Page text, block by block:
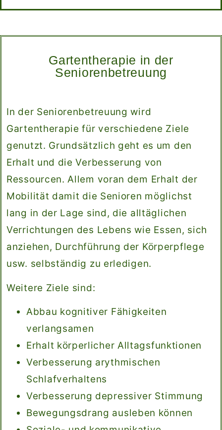
Gartentherapie in der
Seniorenbetreuung
In der Seniorenbetreuung wird
Gartentherapie für verschiedene Ziele
genutzt. Grundsätzlich geht es um den
Erhalt und die Verbesserung von
Ressourcen. Allem voran dem Erhalt der
Mobilität damit die Senioren möglichst
lang in der Lage sind, die alltäglichen
Verrichtungen des Lebens wie Essen, sich
anziehen, Durchführung der Körperpflege
usw. selbständig zu erledigen.
Weitere Ziele sind:
Abbau kognitiver Fähigkeiten
verlangsamen
Erhalt körperlicher Alltagsfunktionen
Verbesserung arythmischen
Schlafverhaltens
Verbesserung depressiver Stimmung
Bewegungsdrang ausleben können